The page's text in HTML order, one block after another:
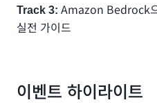
Track 3: Amazon Bedrock
실전 가이드
이벤트 하이라이트